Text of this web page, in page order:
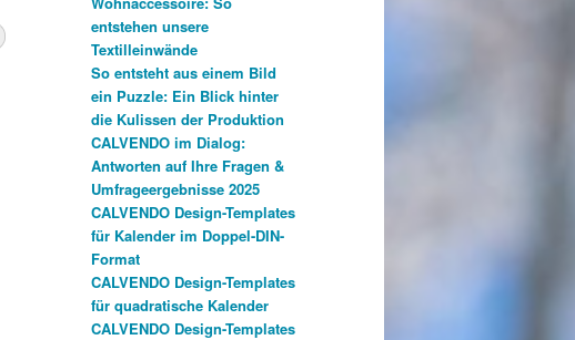
entstehen unsere
Textilleinwände
So entsteht aus einem Bild
ein Puzzle: Ein Blick hinter
die Kulissen der Produktion
CALVENDO im Dialog:
Antworten auf Ihre Fragen &
Umfrageergebnisse 2025
CALVENDO Design-Templates
für Kalender im Doppel-DIN-
Format
CALVENDO Design-Templates
für quadratische Kalender
CALVENDO Design-Templates